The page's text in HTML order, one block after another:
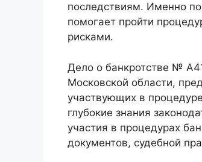
последствиям. Именно
помогает пройти
рисками.
Дело о банкротстве №
Московской области,
участвующих в
глубокие знания
участия в процедурах
документов, судебной